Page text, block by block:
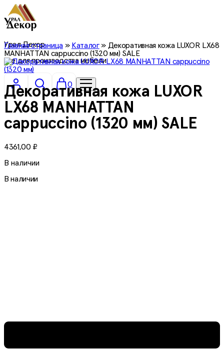
Урал Декор
все для производства мебели
0
Главная страница» Каталог» Декоративная кожа LUXOR LX68
MANHATTAN cappuccino (1320 мм) SALE
Декоративная кожа LUXOR
LX68 MANHATTAN
cappuccino (1320 мм) SALE
4361,00 ₽
В наличии
В наличии